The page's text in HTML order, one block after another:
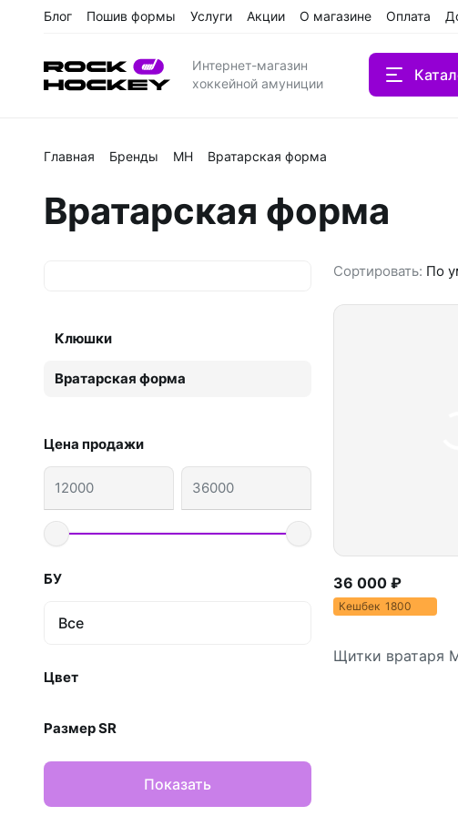
Блог Пошив формы Услуги Акции О магазине Оплата
Интернет-магазин
хоккейной амуниции
Клюшки БУ
Главная Бренды MH Вратарская форма
Вратарская форма
Клюшки
Вратарская форма
Цена продажи
БУ
Все
Цвет
Размер SR
Показать
Сортировать: По
36 000 ₽
Кешбек 1800
Щитки вратаря